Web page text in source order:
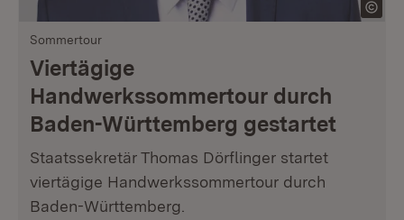
Sommertour
Viertägige
Handwerkssommertour durch
Baden-Württemberg gestartet
Staatssekretär Thomas Dörflinger startet
viertägige Handwerkssommertour durch
Baden-Württemberg.